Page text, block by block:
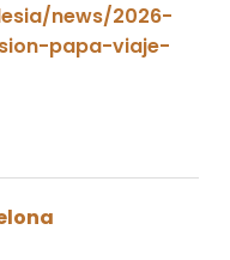
news/2026-
papa-viaje-